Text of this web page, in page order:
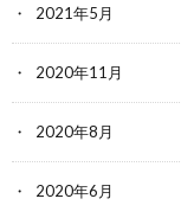
2021年5月
2020年11月
2020年8月
2020年6月